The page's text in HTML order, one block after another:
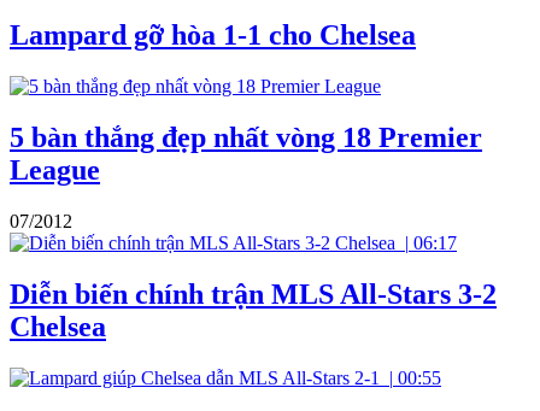
Lampard gỡ hòa 1-1 cho Chelsea
5 bàn thắng đẹp nhất vòng 18 Premier
League
07/2012
| 06:17
Diễn biến chính trận MLS All-Stars 3-2
Chelsea
| 00:55